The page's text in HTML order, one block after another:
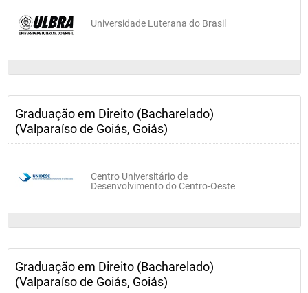
Direitos Reais
SEXTO PERÍODO
Direito do Trabalho II
Direito de Família
Universidade Luterana do Brasil
Graduação em Direito (Bacharelado)
(Valparaíso de Goiás, Goiás)
Centro Universitário de
Desenvolvimento do Centro-Oeste
Graduação em Direito (Bacharelado)
(Valparaíso de Goiás, Goiás)